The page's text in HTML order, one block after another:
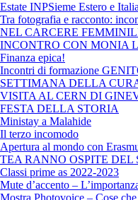
Estate INPSieme Estero e
Tra fotografia e racconto:
NEL CARCERE
INCONTRO CON MONIA
Finanza epica!
Incontri di formazione
SETTIMANA DELLA
VISITA AL CERN DI
FESTA DELLA STORIA
Ministay a Malahide
Il terzo incomodo
Apertura al mondo con
TEA RANNO OSPITE
Classi prime as 2022-2023
Mute d’accento –
Mostra Photovoice – Cose